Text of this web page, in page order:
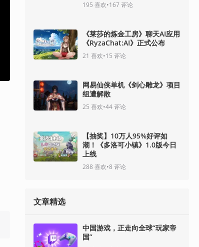
195 喜欢•167评论
《莱莎的炼金工房》聊天AI应用
《RyzaChat:AI》正式公布
21 喜欢•15 评论
网易仙侠单机《剑心雕龙》项目
组遭解散
25 喜欢•44评论
【抽奖】10万人95%好评如
潮！《多洛可小镇》1.0版今日
上线
288 喜欢•8 评论
文章精选
中国游戏，正走向全球“玩家帝
国”